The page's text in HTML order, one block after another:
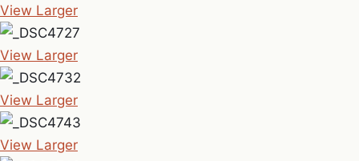
View Larger
View Larger
View Larger
View Larger